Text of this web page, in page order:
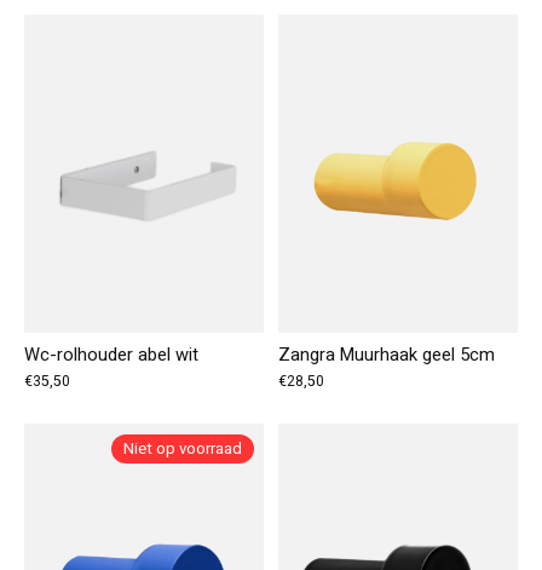
Wc-rolhouder abel wit
€35,50
Zangra Muurhaak geel 5cm
€28,50
Niet op voorraad